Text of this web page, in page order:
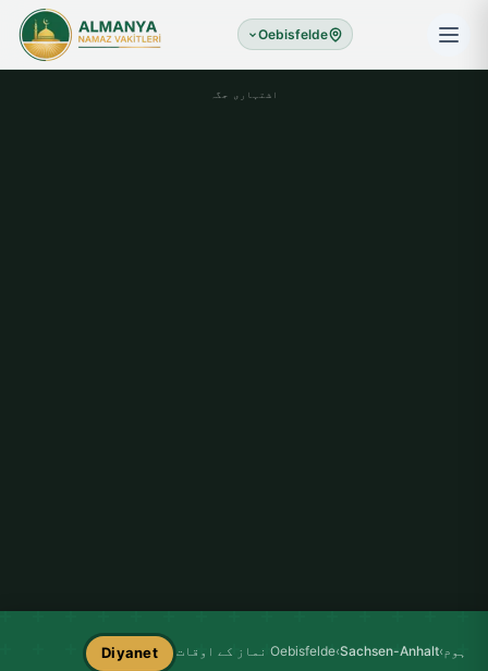
Oebisfelde
اشتہاری جگہ
ہوم›
Sachsen-Anhalt
›Oebisfelde نماز کے اوقات Diyanet